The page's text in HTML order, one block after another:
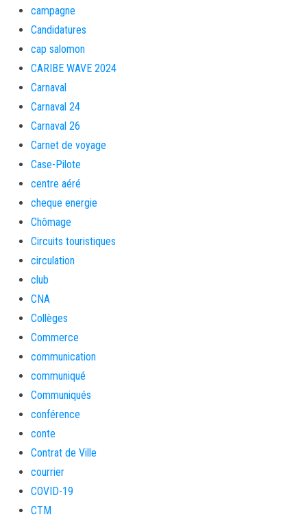
campagne
Candidatures
cap salomon
CARIBE WAVE 2024
Carnaval
Carnaval 24
Carnaval 26
Carnet de voyage
Case-Pilote
centre aéré
cheque energie
Chômage
Circuits touristiques
circulation
club
CNA
Collèges
Commerce
communication
communiqué
Communiqués
conférence
conte
Contrat de Ville
courrier
COVID-19
CTM